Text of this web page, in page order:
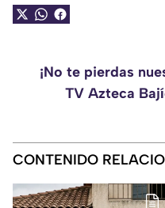
¡No te pierdas
TV Azteca
CONTENIDO